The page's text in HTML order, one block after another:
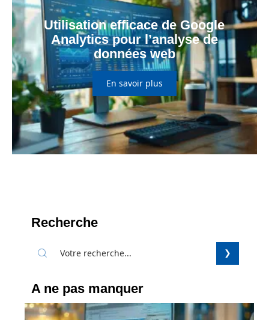
Utilisation efficace de Google
Analytics pour l’analyse de
données web
En savoir plus
Recherche
A ne pas manquer